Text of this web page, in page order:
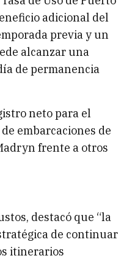
adicional del
previa y un
alcanzar una
de permanencia
neto para el
embarcaciones de
frente a otros
destacó que “la
de continuar
itinerarios